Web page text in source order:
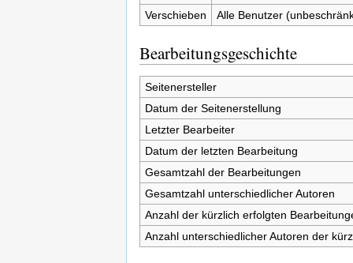
Verschieben
Alle Benutzer
Bearbeitungsgeschichte
Seitenersteller
Datum der Seitenerstellung
Letzter Bearbeiter
Datum der letzten Bearbeitung
Gesamtzahl der Bearbeitungen
Gesamtzahl unterschiedlicher Autoren
Anzahl der kürzlich erfolgten
Anzahl unterschiedlicher Autoren der